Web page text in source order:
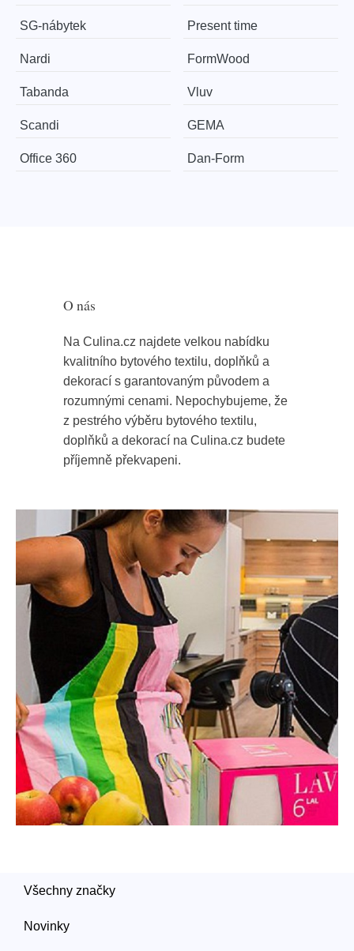
SG-nábytek Present time
Nardi FormWood
Tabanda Vluv
Scandi GEMA
Office 360 ​​​​​Dan-Form
O nás
Na Culina.cz najdete velkou nabídku
kvalitního bytového textilu, doplňků a
dekorací s garantovaným původem a
rozumnými cenami. Nepochybujeme, že
z pestrého výběru bytového textilu,
doplňků a dekorací na Culina.cz budete
příjemně překvapeni.
Všechny značky
Novinky